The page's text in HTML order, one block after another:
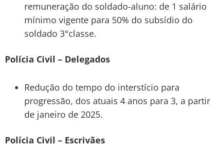
remuneração do soldado-aluno: de 1 salário
mínimo vigente para 50% do subsídio do
soldado 3°classe.
Polícia Civil – Delegados
Redução do tempo do interstício para
progressão, dos atuais 4 anos para 3, a partir
de janeiro de 2025.
Polícia Civil – Escrivães